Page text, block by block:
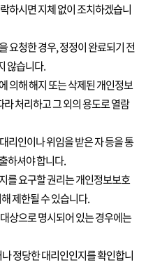
시면 지체 없이 조치하겠습니
요청한 경우, 정정이 완료되기 전
않습니다.
의해 해지 또는 삭제된 개인정보
처리하고 그 외의 용도로 열람
리인이나 위임을 받은 자 등을 통
하셔야 합니다.
를 요구할 권리는 개인정보보호
제한될 수 있습니다.
상으로 명시되어 있는 경우에는
정당한 대리인인지를 확인합니